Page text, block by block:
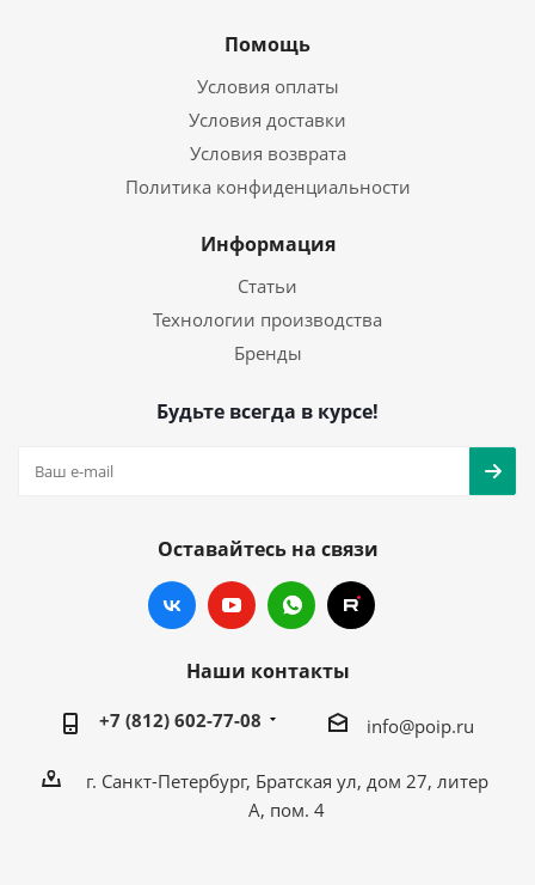
Помощь
Условия оплаты
Условия доставки
Условия возврата
Политика конфиденциальности
Информация
Статьи
Технологии производства
Бренды
Будьте всегда в курсе!
Оставайтесь на связи
Наши контакты
+7 (812) 602-77-08 info@poip.ru
г. Санкт-Петербург, Братская ул, дом 27, литер
А, пом. 4